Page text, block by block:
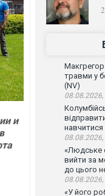
и
Макгрегор
травми у
(NV)
«Людське
вийти за
до цього
«У його